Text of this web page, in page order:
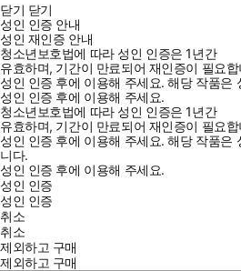
닫기 닫기
성인 인증 안내
성인 재인증 안내
청소년보호법에 따라 성인 인증은 1년간
유효하며, 기간이 만료되어 재인증이 필요
성인 인증 후에 이용해 주세요.해당 작품은
성인 인증 후에 이용해 주세요.
청소년보호법에 따라 성인 인증은 1년간
유효하며, 기간이 만료되어 재인증이 필요
성인 인증 후에 이용해 주세요.해당 작품은
니다.
성인 인증 후에 이용해 주세요.
성인 인증
성인 인증
취소
취소
제외하고 구매
제외하고 구매